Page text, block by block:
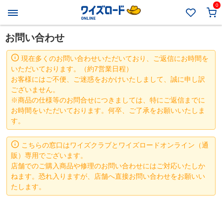
0
お問い合わせ
現在多くのお問い合わせいただいており、ご返信にお時間を
いただいております。（約7営業日程）
お客様にはご不便、ご迷惑をおかけいたしまして、誠に申し訳
ございません。
※商品の仕様等のお問合せにつきましては、特にご返信までに
お時間をいただいております。何卒、ご了承をお願いいたしま
す。
こちらの窓口はワイズクラブとワイズロードオンライン（通
販）専用でございます。
店舗でのご購入商品や修理のお問い合わせにはご対応いたしか
ねます。恐れ入りますが、店舗へ直接お問い合わせをお願いい
たします。